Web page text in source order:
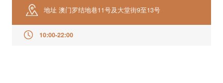
地址 澳门罗结地巷11号及大堂街9至13号
10:00-22:00